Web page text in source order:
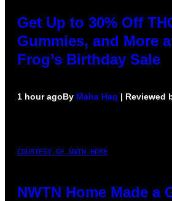
Get Up to 30% Off
Gummies, and More
Frog’s Birthday Sale
1 hour agoBy Maha Haq | Reviewed
COURTESY OF NWTN HOME
NWTN Home Made a